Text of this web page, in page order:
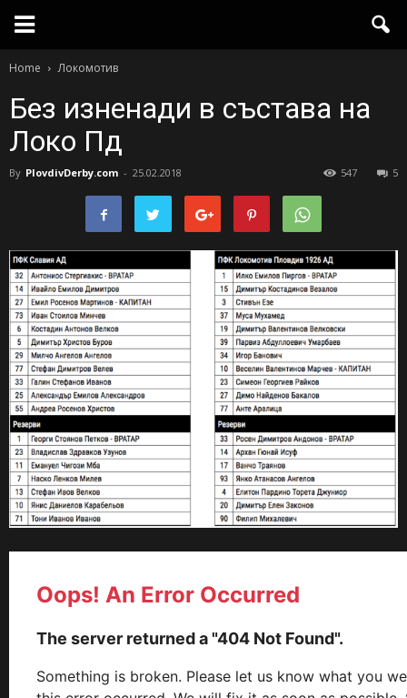
Home Локомотив
Без изненади в състава на
Локо Пд
By PlovdivDerby.com - 25.02.2018 5
547